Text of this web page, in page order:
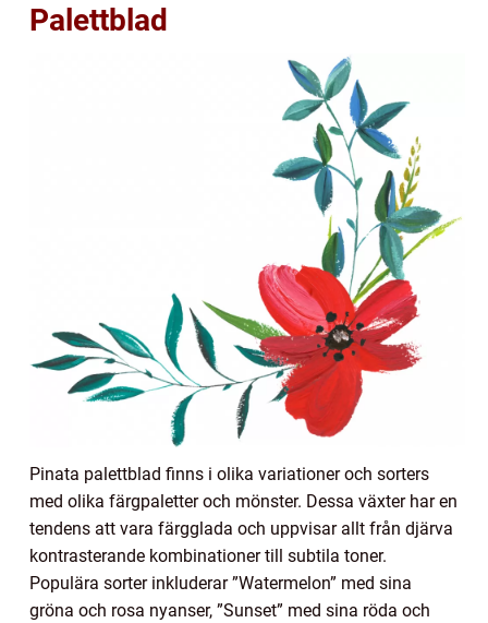
Palettblad
Pinata palettblad finns i olika variationer och sorters
med olika färgpaletter och mönster. Dessa växter har en
tendens att vara färgglada och uppvisar allt från djärva
kontrasterande kombinationer till subtila toner.
Populära sorter inkluderar ”Watermelon” med sina
gröna och rosa nyanser, ”Sunset” med sina röda och